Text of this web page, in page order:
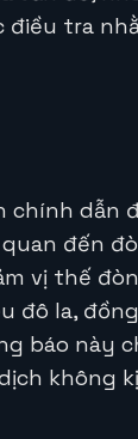
điều tra
chính dẫn
đến
vị thế
đô la,
báo này
không